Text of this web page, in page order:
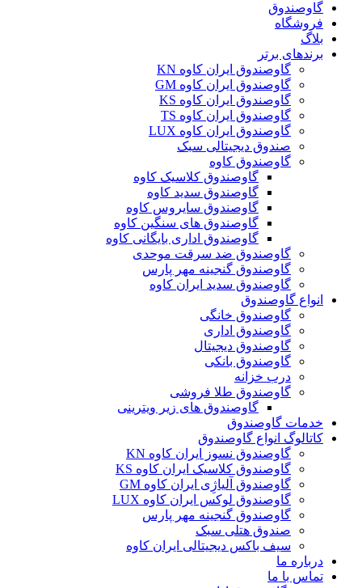
گاوصندوق
فروشگاه
بلاگ
برندهای برتر
گاوصندوق ایران کاوه KN
گاوصندوق ایران کاوه GM
گاوصندوق ایران کاوه KS
گاوصندوق ایران کاوه TS
گاوصندوق ایران کاوه LUX
صندوق دیجیتالی سبک
گاوصندوق کاوه
گاوصندوق کلاسیک کاوه
گاوصندوق سدید کاوه
گاوصندوق سایروس کاوه
گاوصندوق های سنگین کاوه
گاوصندوق اداری بایگانی کاوه
گاوصندوق ضد سرقت موحدی
گاوصندوق گنجینه مهر پارس
گاوصندوق سدید ایران کاوه
انواع گاوصندوق
گاوصندوق خانگی
گاوصندوق اداری
گاوصندوق دیجیتال
گاوصندوق بانکی
درب خزانه
گاوصندوق طلا فروشی
گاوصندوق های زیر ویترینی
خدمات گاوصندوق
کاتالوگ انواع گاوصندوق
گاوصندوق نسوز ایران کاوه KN
گاوصندوق کلاسیک ایران کاوه KS
گاوصندوق آلیاژِی ایران کاوه GM
گاوصندوق لوکس ایران کاوه LUX
گاوصندوق گنجینه مهر پارس
صندوق هتلی سبک
سیف باکس دیجیتالی ایران کاوه
درباره ما
تماس با ما